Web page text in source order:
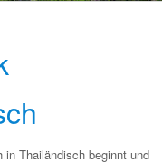
in Thailändisch beginnt und